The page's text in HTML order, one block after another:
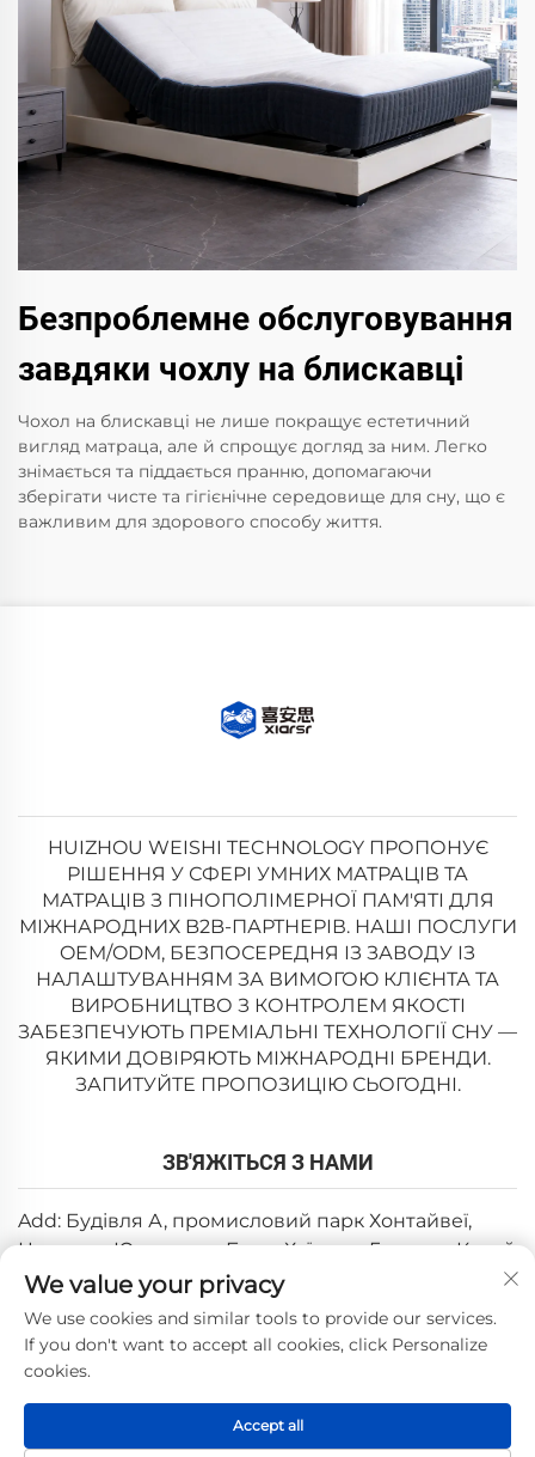
Безпроблемне обслуговування
завдяки чохлу на блискавці
Чохол на блискавці не лише покращує естетичний
вигляд матраца, але й спрощує догляд за ним. Легко
знімається та піддається пранню, допомагаючи
зберігати чисте та гігієнічне середовище для сну, що є
важливим для здорового способу життя.
HUIZHOU WEISHI TECHNOLOGY ПРОПОНУЄ
РІШЕННЯ У СФЕРІ УМНИХ МАТРАЦІВ ТА
МАТРАЦІВ З ПІНОПОЛІМЕРНОЇ ПАМ'ЯТІ ДЛЯ
МІЖНАРОДНИХ B2B-ПАРТНЕРІВ. НАШІ ПОСЛУГИ
OEM/ODM, БЕЗПОСЕРЕДНЯ ІЗ ЗАВОДУ ІЗ
НАЛАШТУВАННЯМ ЗА ВИМОГОЮ КЛІЄНТА ТА
ВИРОБНИЦТВО З КОНТРОЛЕМ ЯКОСТІ
ЗАБЕЗПЕЧУЮТЬ ПРЕМІАЛЬНІ ТЕХНОЛОГІЇ СНУ —
ЯКИМИ ДОВІРЯЮТЬ МІЖНАРОДНІ БРЕНДИ.
ЗАПИТУЙТЕ ПРОПОЗИЦІЮ СЬОГОДНІ.
ЗВ'ЯЖІТЬСЯ З НАМИ
Add: Будівля А, промисловий парк Хонтайвеї,
Цзютань, Юаньчжоу, Боло, Хуїчжоу, Гуандун, Китай
Ел. пошта:[email protected]
Тел: +86-0752-6688646
Авторське право © 2025, Huizhou Weishi Technology Co.,
Політика конфіденційності
We value your privacy
We use cookies and similar tools to provide our services.
If you don't want to accept all cookies, click Personalize
cookies.
Accept all